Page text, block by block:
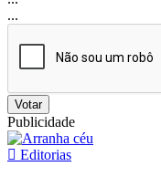
...
Votar
Publicidade
Editorias